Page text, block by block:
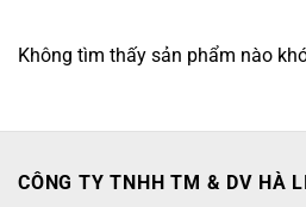
Không tìm thấy sản phẩm nào
CÔNG TY TNHH TM & DV HÀ